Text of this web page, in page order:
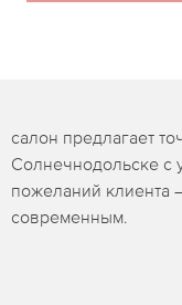
салон предлагает
Солнечнодольске с
пожеланий клиента
современным.